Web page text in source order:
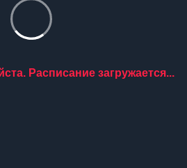
Расписание загружается...